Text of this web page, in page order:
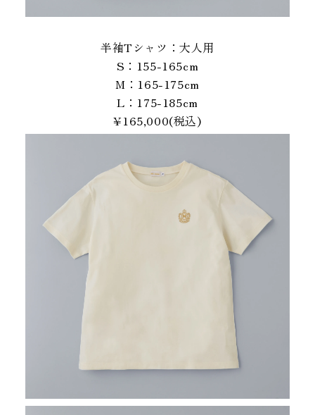
半袖Tシャツ：大人用
S：155-165cm
M：165-175cm
L：175-185cm
¥165,000(税込)